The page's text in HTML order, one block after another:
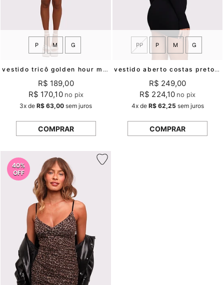
vestido tricô golden hour mundo lolita
P M G
R$ 189,00
R$ 170,10 no pix
3x deR$ 63,00 sem juros
COMPRAR
vestido aberto costas preto laira mundo lolita
PP P M G
R$ 249,00
R$ 224,10 no pix
4xde R$ 62,25 sem juros
COMPRAR
40%
OFF